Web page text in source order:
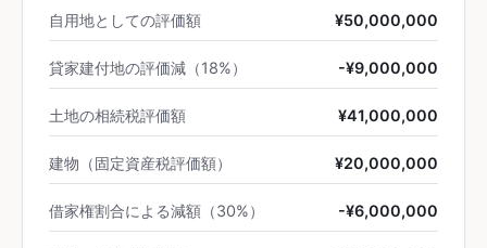
自用地としての評価額 ¥50,000,000
貸家建付地の評価減（18%） -¥9,000,000
土地の相続税評価額 ¥41,000,000
建物（固定資産税評価額） ¥20,000,000
借家権割合による減額（30%） -¥6,000,000